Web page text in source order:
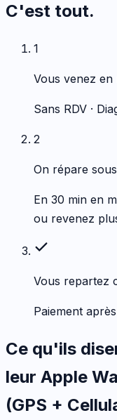
C'est tout.
1
Vous venez en
Sans RDV ·
2
On répare
En 30 min en
ou revenez
Vous repartez
Paiement
Ce qu'ils
leur Apple
(GPS +